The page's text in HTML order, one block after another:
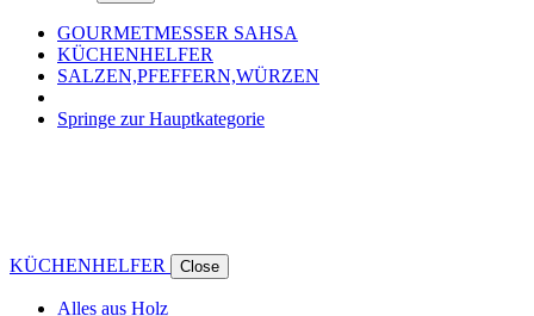
GOURMETMESSER SAHSA
KÜCHENHELFER
SALZEN,PFEFFERN,WÜRZEN
Springe zur Hauptkategorie
KÜCHENHELFER Close
Alles aus Holz